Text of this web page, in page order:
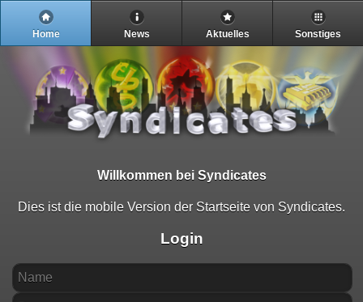
Home News Aktuelles Sonstiges
Willkommen bei Syndicates
Dies ist die mobile Version der Startseite von Syndicates.
Login